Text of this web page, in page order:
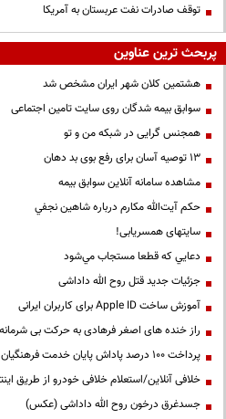
توقف صادرات نفت عربستان به آمریکا
پربحث ترین عناوین
هشتمین کلان شهر ایران مشخص شد
سوابق بیمه شدگان روی سایت تامین اجتماعی
همجنس گرایی در شبکه من و تو
13 توصیه آسان برای رفع بوی بد دهان
مشاهده سامانه آنلاين سوابق بیمه
حكم آيت‌الله مكارم درباره شاهين نجفي
سایتهای همسریابی!
دعايي كه قطعا مستجاب مي‌شود
جزئیات جدید قتل روح الله داداشی
آموزش ساخت Apple ID برای کاربران ایرانی
راز خنده های اصغر فرهادی به حرکت بی
پرداخت ۱۰۰ درصد پاداش پایان خدمت فرهنگیان
خلافی آنلاین/استعلام خلافی خودرو از طریق
جسدغرق درخون روح الله داداشی (عکس)